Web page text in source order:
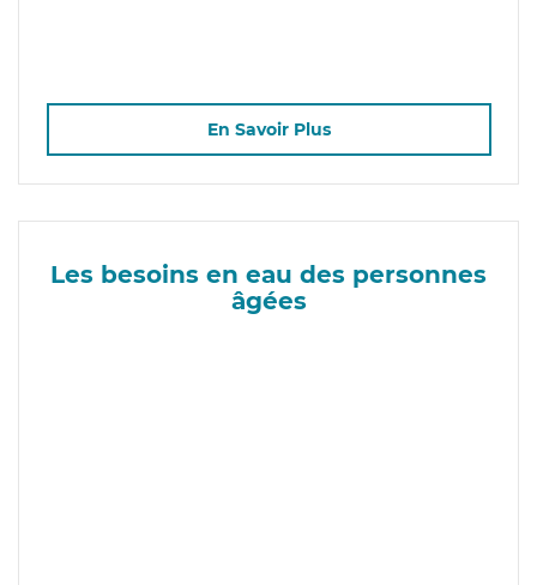
En Savoir Plus
Les besoins en eau des personnes
âgées